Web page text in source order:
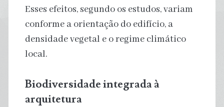
Esses efeitos, segundo os estudos, variam
conforme a orientação do edifício, a
densidade vegetal e o regime climático
local.
Biodiversidade integrada à
arquitetura